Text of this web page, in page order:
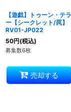
【遊戯】トゥーン・テラ
ー【シークレット/罠】
RV01-JP022
50円(税込)
募集数6枚
売却する